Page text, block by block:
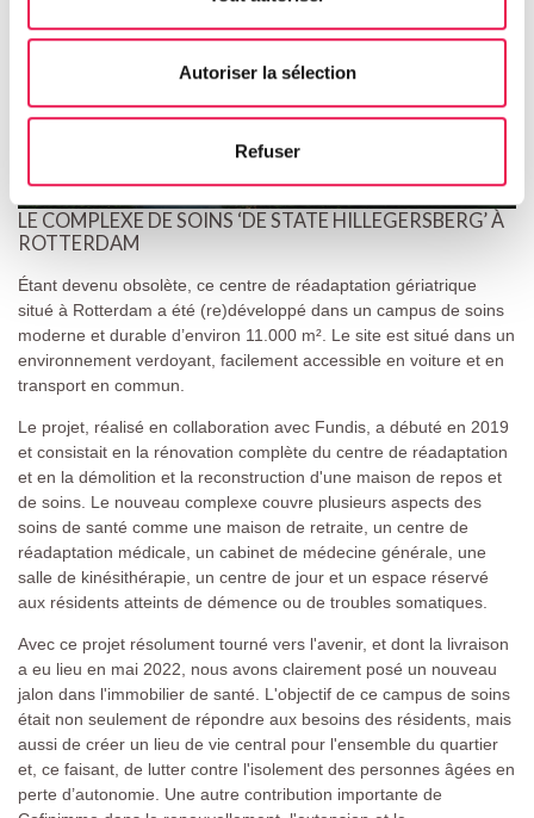
Autoriser la sélection
Refuser
LE COMPLEXE DE SOINS ‘DE STATE HILLEGERSBERG’ À
ROTTERDAM
Étant devenu obsolète, ce centre de réadaptation gériatrique
situé à Rotterdam a été (re)développé dans un campus de soins
moderne et durable d’environ 11.000 m². Le site est situé dans un
environnement verdoyant, facilement accessible en voiture et en
transport en commun.
Le projet, réalisé en collaboration avec Fundis, a débuté en 2019
et consistait en la rénovation complète du centre de réadaptation
et en la démolition et la reconstruction d'une maison de repos et
de soins. Le nouveau complexe couvre plusieurs aspects des
soins de santé comme une maison de retraite, un centre de
réadaptation médicale, un cabinet de médecine générale, une
salle de kinésithérapie, un centre de jour et un espace réservé
aux résidents atteints de démence ou de troubles somatiques.
Avec ce projet résolument tourné vers l'avenir, et dont la livraison
a eu lieu en mai 2022, nous avons clairement posé un nouveau
jalon dans l'immobilier de santé. L'objectif de ce campus de soins
était non seulement de répondre aux besoins des résidents, mais
aussi de créer un lieu de vie central pour l'ensemble du quartier
et, ce faisant, de lutter contre l'isolement des personnes âgées en
perte d’autonomie. Une autre contribution importante de